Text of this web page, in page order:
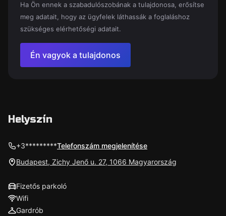
Ha Ön ennek a szabadulószobának a tulajdonosa, erősítse
meg adatait, hogy az ügyfelek láthassák a foglaláshoz
szükséges elérhetőségi adatait.
Én vagyok a tulajdonos
Helyszín
+3*********Telefonszám megjelenítése
Budapest, Zichy Jenő u. 27, 1066 Magyarország
Fizetős parkoló
Wifi
Gardrób